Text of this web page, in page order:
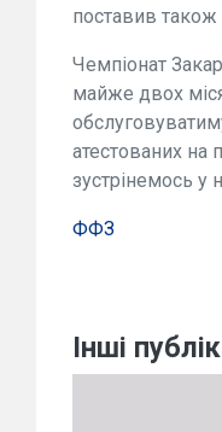
поставив
Чемпіонат
майже двох
атестованих на
зустрінемось у
ФФЗ
Інші